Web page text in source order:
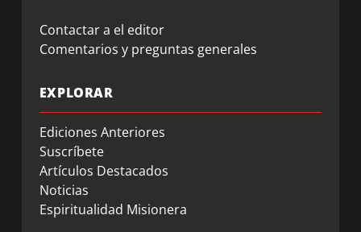
Contactar a el editor
Comentarios y preguntas generales
EXPLORAR
Ediciones Anteriores
Suscríbete
Artículos Destacados
Noticias
Espiritualidad Misionera